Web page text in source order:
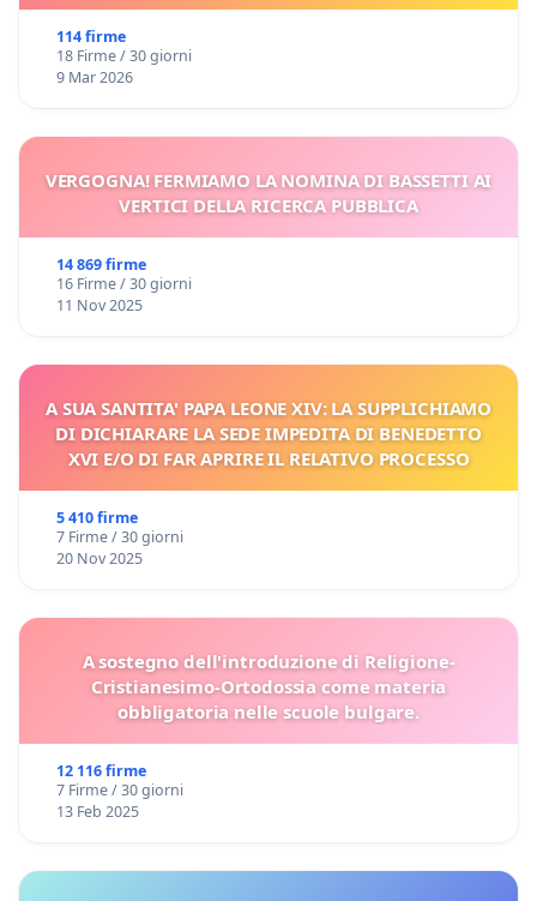
114 firme
18 Firme / 30 giorni
9 Mar 2026
VERGOGNA! FERMIAMO LA NOMINA DI BASSETTI AI
VERTICI DELLA RICERCA PUBBLICA
14 869 firme
16 Firme / 30 giorni
11 Nov 2025
A SUA SANTITA' PAPA LEONE XIV: LA SUPPLICHIAMO
DI DICHIARARE LA SEDE IMPEDITA DI BENEDETTO
XVI E/O DI FAR APRIRE IL RELATIVO PROCESSO
5 410 firme
7 Firme / 30 giorni
20 Nov 2025
A sostegno dell'introduzione di Religione-
Cristianesimo-Ortodossia come materia
obbligatoria nelle scuole bulgare.
12 116 firme
7 Firme / 30 giorni
13 Feb 2025